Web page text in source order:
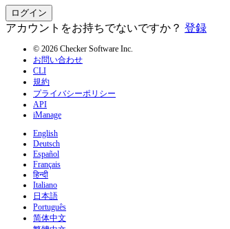
ログイン
アカウントをお持ちでないですか？ 登録
© 2026 Checker Software Inc.
お問い合わせ
CLI
規約
プライバシーポリシー
API
iManage
English
Deutsch
Español
Français
हिन्दी
Italiano
日本語
Português
简体中文